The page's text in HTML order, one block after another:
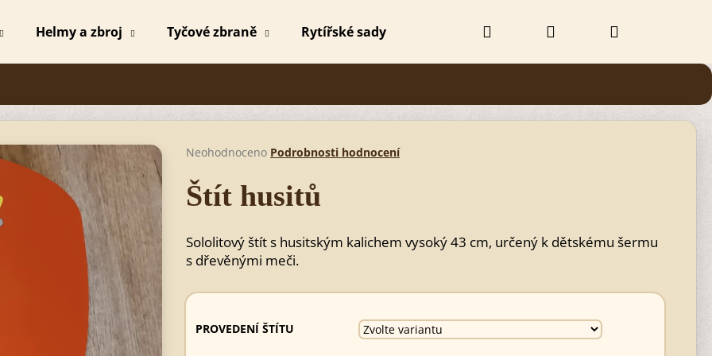
Helmy a zbroj Tyčové zbraně Rytířské sady Obchodní podmínky
Hledat PřihlášeníNákupní
Průměrné
produktu
je
5
hvězdiček.
Neohodnoceno Podrobnosti hodnocení
Štít husitů
Sololitový štít s husitským kalichem vysoký 43 cm, určený k dětskému šermu
s dřevěnými meči.
PROVEDENÍ ŠTÍTU
Doporučujeme
Následující
MEČ MICHAEL BEZBARVÝ